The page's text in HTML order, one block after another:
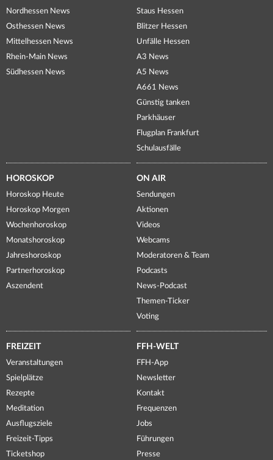
Nordhessen News
Osthessen News
Mittelhessen News
Rhein-Main News
Südhessen News
Staus Hessen
Blitzer Hessen
Unfälle Hessen
A3 News
A5 News
A661 News
Günstig tanken
Parkhäuser
Flugplan Frankfurt
Schulausfälle
HOROSKOP
Horoskop Heute
Horoskop Morgen
Wochenhoroskop
Monatshoroskop
Jahreshoroskop
Partnerhoroskop
Aszendent
ON AIR
Sendungen
Aktionen
Videos
Webcams
Moderatoren & Team
Podcasts
News-Podcast
Themen-Ticker
Voting
FREIZEIT
Veranstaltungen
Spielplätze
Rezepte
Meditation
Ausflugsziele
Freizeit-Tipps
Ticketshop
FFH-WELT
FFH-App
Newsletter
Kontakt
Frequenzen
Jobs
Führungen
Presse